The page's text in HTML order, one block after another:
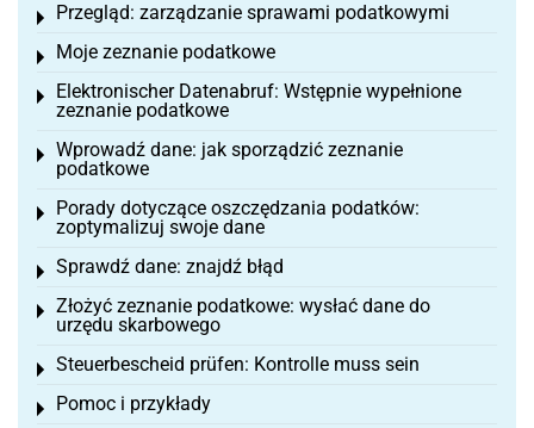
Przegląd: zarządzanie sprawami podatkowymi
Toggle menu
Moje zeznanie podatkowe
Toggle menu
Elektronischer Datenabruf: Wstępnie wypełnione
zeznanie podatkowe
Toggle menu
Wprowadź dane: jak sporządzić zeznanie
podatkowe
Toggle menu
Porady dotyczące oszczędzania podatków:
zoptymalizuj swoje dane
Toggle menu
Sprawdź dane: znajdź błąd
Toggle menu
Złożyć zeznanie podatkowe: wysłać dane do
urzędu skarbowego
Toggle menu
Steuerbescheid prüfen: Kontrolle muss sein
Toggle menu
Pomoc i przykłady
Toggle menu